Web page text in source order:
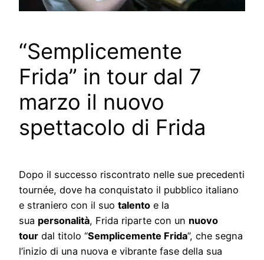
“Semplicemente
Frida” in tour dal 7
marzo il nuovo
spettacolo di Frida
Dopo il successo riscontrato nelle sue precedenti
tournée, dove ha conquistato il pubblico italiano
e straniero con il suo talento e la
sua personalità, Frida riparte con un nuovo
tour dal titolo “Semplicemente Frida”, che segna
l’inizio di una nuova e vibrante fase della sua